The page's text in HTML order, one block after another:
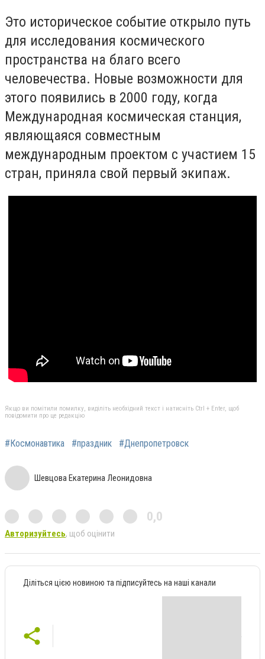
Это историческое событие открыло путь
для исследования космического
пространства на благо всего
человечества. Новые возможности для
этого появились в 2000 году, когда
Международная космическая станция,
являющаяся совместным
международным проектом с участием 15
стран, приняла свой первый экипаж.
Якщо ви помітили помилку, виділіть необхідний текст і натисніть Ctrl + Enter, щоб
повідомити про це редакцію
#Космонавтика #праздник #Днепропетровск
Шевцова Екатерина Леонидовна
0,0
Авторизуйтесь, щоб оцінити
Діліться цією новиною та підписуйтесь на наші канали